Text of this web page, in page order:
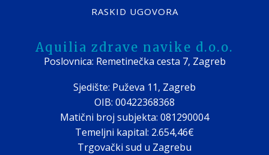
RASKID UGOVORA
Aquilia zdrave navike d.o.o.
Poslovnica: Remetinečka cesta 7, Zagreb
Sjedište: Puževa 11, Zagreb
OIB: 00422368368
Matični broj subjekta: 081290004
Temeljni kapital: 2.654,46€
Trgovački sud u Zagrebu